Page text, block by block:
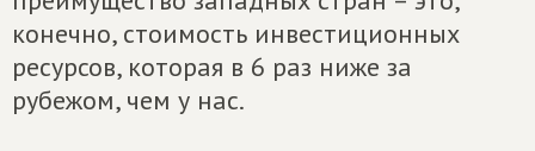
конечно, стоимость инвестиционных
ресурсов, которая в 6 раз ниже за
рубежом, чем у нас.